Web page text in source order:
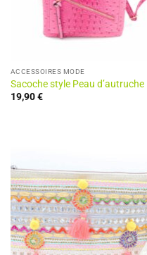
ACCESSOIRES MODE
Sacoche style Peau d’autruche
19,90€